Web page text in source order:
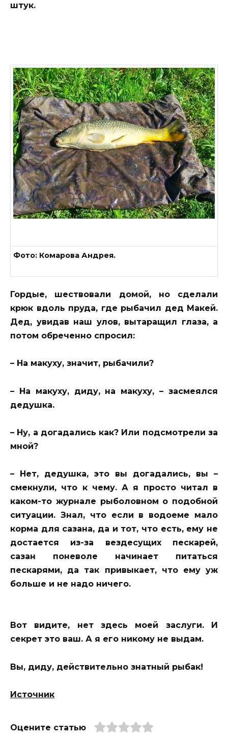
штук.
Фото: Комарова Андрея.
Гордые, шествовали домой, но сделали
крюк вдоль пруда, где рыбачил дед Макей.
Дед, увидав наш улов, вытаращил глаза, а
потом обреченно спросил:
– На макуху, значит, рыбачили?
– На макуху, диду, на макуху, – засмеялся
дедушка.
– Ну, а догадались как? Или подсмотрели за
мной?
– Нет, дедушка, это вы догадались, вы –
смекнули, что к чему. А я просто читал в
каком-то журнале рыболовном о подобной
ситуации. Знал, что если в водоеме мало
корма для сазана, да и тот, что есть, ему не
достается из-за вездесущих пескарей,
сазан поневоле начинает питаться
пескарями, да так привыкает, что ему уж
больше и не надо ничего.
Вот видите, нет здесь моей заслуги. И
секрет это ваш. А я его никому не выдам.
Вы, диду, действительно знатный рыбак!
Источник
Оцените статью